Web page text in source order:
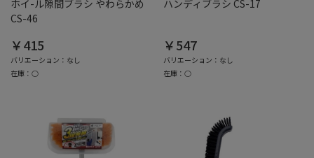
ホイ-ル隙間ブラシ やわらかめ
CS-46
￥415
バリエーション：なし
在庫：○
ハンディブラシ CS-17
￥547
バリエーション：なし
在庫：○